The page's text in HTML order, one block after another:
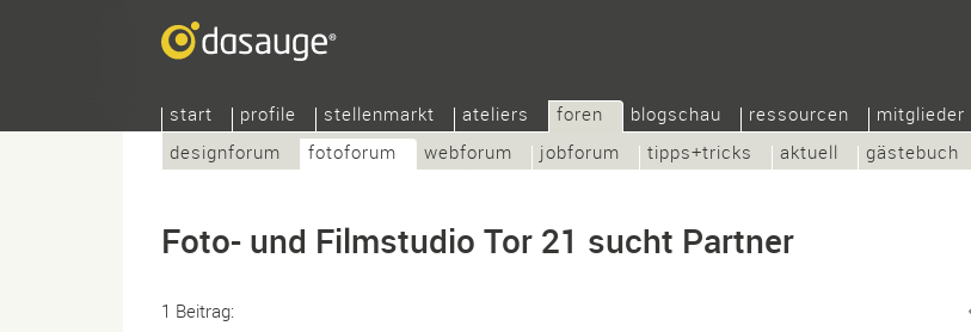
start profile stellenmarkt ateliers
foren
designforum
fotoforum webforum jobforum tipps+tricks aktuell gästebuch
blogschau ressourcen mitglieder
Foto- und Filmstudio Tor 21 sucht Partner
1 Beitrag: